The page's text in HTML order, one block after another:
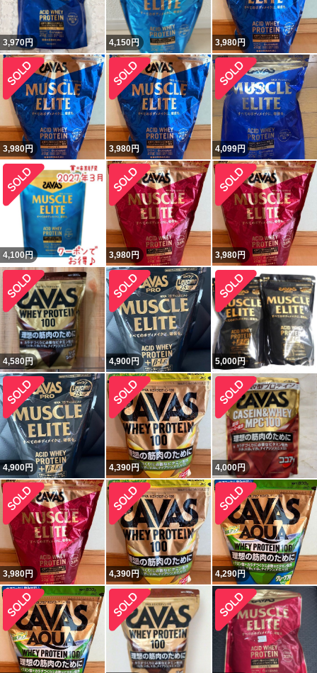
3,970円 4,150円 3,980円
3,980円 3,980円 4,099円
4,100円 3,980円 3,980円
4,580円 4,900円 5,000円
4,900円 4,390円 4,000円
3,980円 4,390円 4,290円